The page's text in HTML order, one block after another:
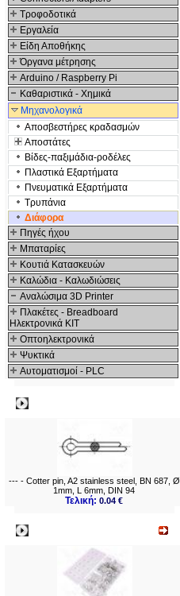
Τροφοδοτικά
Εργαλεία
Είδη Αποθήκης
Όργανα μέτρησης
Arduino / Raspberry Pi
Καθαριστικά - Χημικά
Μηχανολογικά
Αποσβεστήρες κραδασμών
Αποστάτες
Βίδες-παξιμάδια-ροδέλες
Πλαστικά Εξαρτήματα
Πνευματικά Εξαρτήματα
Τρυπάνια
Διάφορα
Πηγές ήχου
Μπαταρίες
Κουτιά Κατασκευών
Καλώδια - Καλωδιώσεις
Αναλώσιμα 3D Printer
Πλακέτες - Breadboard
Ηλεκτρονικά ΚΙΤ
Οπτοηλεκτρονικά
Ψυκτικά
Αυτοματισμοί - PLC
--- - Cotter pin, A2 stainless steel, BN 687, Ø
1mm, L 6mm, DIN 94
Τελική:0.04 €